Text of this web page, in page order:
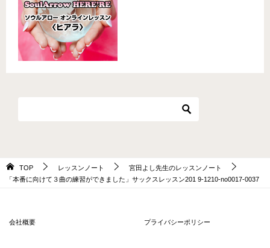
TOP レッスンノート
宮田よし先生のレッスンノート
「本番に向けて３曲の練習ができました」サックスレッスン201 9-1210-no0017-0037
会社概要 プライバシーポリシー